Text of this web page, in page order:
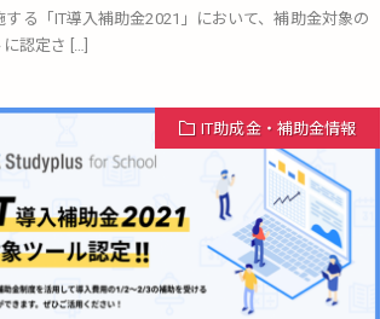
する「IT導入補助金2021」において、補助金対象の
認定さ […]
IT助成金・補助金情報